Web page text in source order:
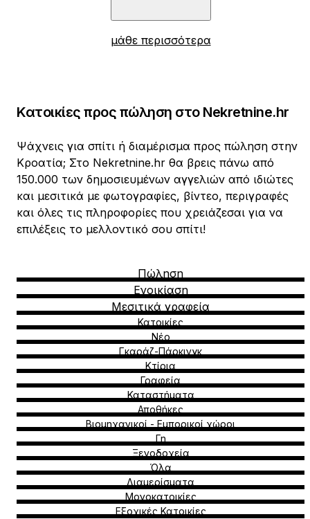
μάθε περισσότερα
Κατοικίες προς πώληση στο Nekretnine.hr
Ψάχνεις για σπίτι ή διαμέρισμα προς πώληση στην
Κροατία; Στο Nekretnine.hr θα βρεις πάνω από
150.000 των δημοσιευμένων αγγελιών από ιδιώτες
και μεσιτικά με φωτογραφίες, βίντεο, περιγραφές
και όλες τις πληροφορίες που χρειάζεσαι για να
επιλέξεις το μελλοντικό σου σπίτι!
Πώληση
Ενοικίαση
Μεσιτικά γραφεία
Κατοικίες
Νέο
Γκαράζ-Πάρκινγκ
Κτίρια
Γραφεία
Καταστήματα
Αποθήκες
Βιομηχανικοί - Εμπορικοί χώροι
Γη
Ξενοδοχεία
Όλα
Διαμερίσματα
Μονοκατοικίες
Εξοχικές Κατοικίες